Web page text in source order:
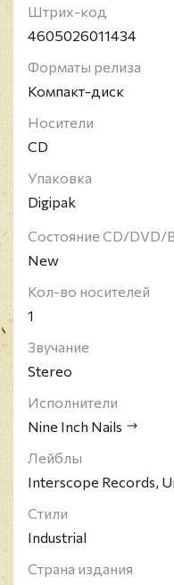
образовалась в
официальным
Трент Резнор
Nails жанровыми
творчество группы
кругом слушателей -
Nine Inch Nails две
проданных
величайших рок-
Rolling Stone.
Штрих-код
4605026011434
Форматы релиза
Компакт-диск
Носители
CD
Упаковка
Digipak
Состояние CD/DVD/
New
Кол-во носителей
1
Звучание
Stereo
Исполнители
Nine Inch Nails
Лейблы
Interscope Records,
Стили
Industrial
Страна издания